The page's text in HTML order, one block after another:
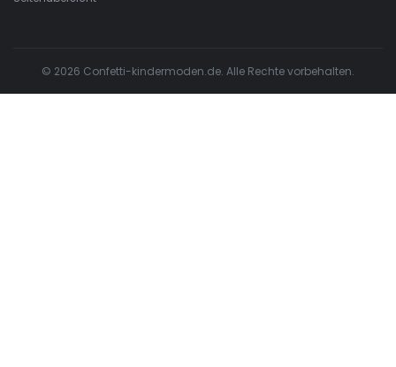
© 2026 Confetti-kindermoden.de. Alle Rechte vorbehalten.